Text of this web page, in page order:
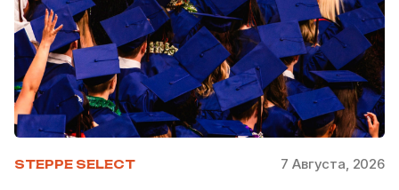
STEPPE SELECT 7 Августа, 2026